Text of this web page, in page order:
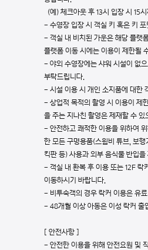
(예) 체크아웃 후 13시 입장 시 15
- 수영장 입장 시 객실 키 혹은 키
- 객실 내 비치된 가운은 해당 플랫
플랫폼 이동 시에는 이용이 제한될
- 야외 수영장에는 샤워 시설이 없
부탁드립니다.
- 시설 이용 시 개인 소지품에 대한
- 상업적 목적의 촬영 시 이용이 제
을 주는 지나친 촬영은 제재할 수
- 안전하고 쾌적한 이용을 위하여
한 모든 구명용품(스윔비 튜브, 보
킥판 등) 사용과 외부 음식물 반입
- 객실 내 환복 후 이용 또는 12F 락
이동하시기 바랍니다.
- 비투숙객의 경우 락커 이용은 유
- 48개월 이상 아동은 이성 락커 출
[ 안전사항 ]
- 안전한 이용을 위해 안전요원 및